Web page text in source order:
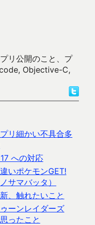
リ公開のこと、プ
Objective-C,
リ細かい不具合多
への対応
いポケモンGET!
サマバッタ）
、触れたいこと
ーンレイダーズ
ったこと